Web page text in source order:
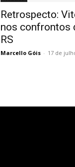
Retrospecto:
nos confrontos
RS
Marcello Góis - 17 de